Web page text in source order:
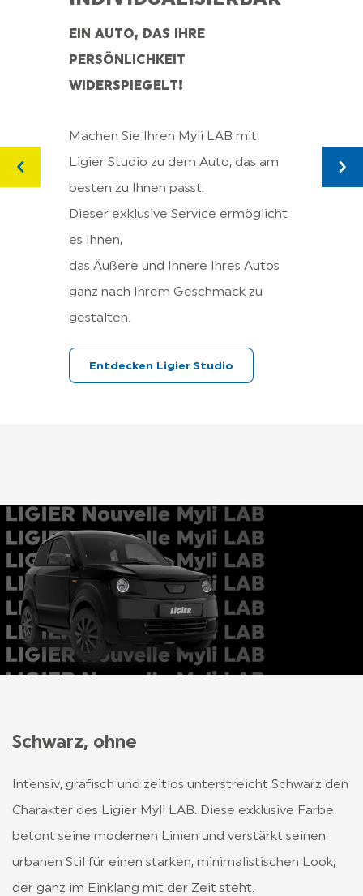
EIN AUTO, DAS IHRE
PERSÖNLICHKEIT
WIDERSPIEGELT!
Machen Sie Ihren Myli LAB mit
Ligier Studio zu dem Auto, das am
besten zu Ihnen passt.
Dieser exklusive Service ermöglicht
es Ihnen,
das Äußere und Innere Ihres Autos
ganz nach Ihrem Geschmack zu
gestalten.
Entdecken Ligier Studio
An
Schwarz, ohne
Intensiv, grafisch und zeitlos unterstreicht Schwarz den
Charakter des Ligier Myli LAB. Diese exklusive Farbe
betont seine modernen Linien und verstärkt seinen
urbanen Stil für einen starken, minimalistischen Look,
der ganz im Einklang mit der Zeit steht.